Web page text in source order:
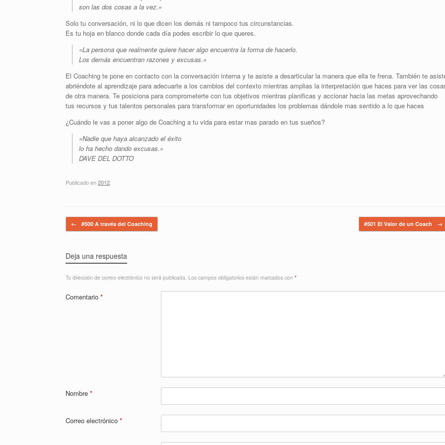
son las dos cosas a la vez.»
Solo tu conversación, ni lo que dicen los demás ni tampoco tus circunstancias.
Es tu hoja en blanco donde cada día podes escribir lo que queres.
«La persona que realmente quiere hacer algo encuentra la forma de hacerlo.
Los demás encuentran razones y excusas.»
El Coaching te pone en contacto con la conversación interna y te asiste a desarticular la manera que ella te frena. También te
abriéndote al aprendizaje para adecuarte a los cambios del contexto mientras amplias la interpretación que haces para ver las
de otra manera. Te posiciona para comprometerte con tus objetivos mientras planificas y accionar hacia las metas aprovechando
tus recursos y tus talentos personales para transformar en oportunidades los problemas dándole mas sentido a lo que haces
¿Cuándo le vas a poner algo de Coaching a tu vida para estar mas parado en tus sueños?
«Nadie que haya alcanzado el éxito
lo ha hecho dando excusas.»
DAVE DEL DOTTO
Publicado en2012
Navegador de artículos
← #500 A través del Coaching #501 El Valor de un Coach →
Deja una respuesta
Tu dirección de correo electrónico no será publicada. Los campos obligatorios están marcados con *
Comentario *
Nombre *
Correo electrónico *